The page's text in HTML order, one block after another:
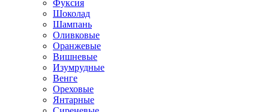
Фуксия
Шоколад
Шампань
Оливковые
Оранжевые
Вишневые
Изумрудные
Венге
Ореховые
Янтарные